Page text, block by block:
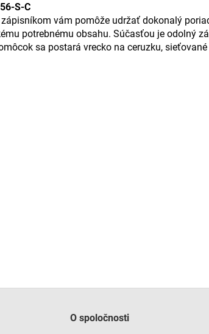
S-C
vám pomôže udržať dokonalý
potrebnému obsahu. Súčasťou je odolný
sa postará vrecko na ceruzku,
O spoločnosti